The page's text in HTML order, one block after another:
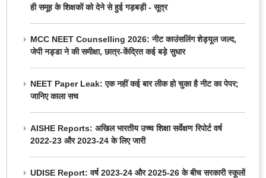
ही समूह के शिक्षकों को देने से हुई गड़बड़ी - सूत्र
MCC NEET Counselling 2026: नीट काउंसलिंग शेड्यूल जल्द,
जेपी नड्डा ने की समीक्षा, छात्र-केंद्रित कई बड़े सुधार
NEET Paper Leak: एक नहीं कई बार लीक हो चुका है नीट का पेपर;
जानिए काला सच
AISHE Reports: अखिल भारतीय उच्च शिक्षा सर्वेक्षण रिपोर्ट वर्ष
2022-23 और 2023-24 के लिए जारी
UDISE Report: वर्ष 2023-24 और 2025-26 के बीच सरकारी स्कूलों